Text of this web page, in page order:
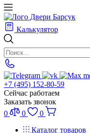
Калькулятор
+7 (495) 152-80-59
Сейчас работаем
Заказать звонок
0
0
0
Каталог товаров